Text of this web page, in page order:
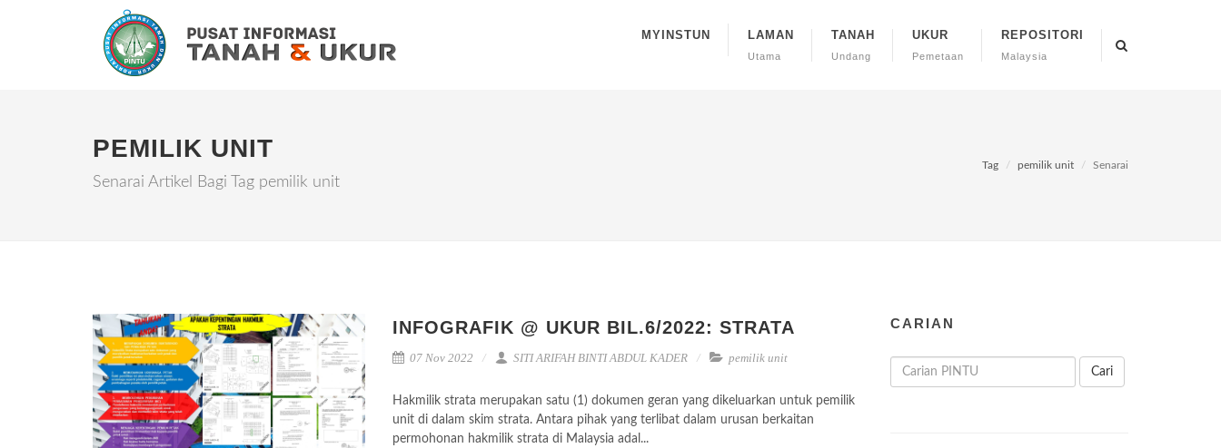
MYINSTUN LAMAN
Utama
TANAH
Undang
UKUR
Pemetaan
REPOSITORI
Malaysia
PEMILIK UNIT
Senarai Artikel Bagi Tag pemilik unit
Tag pemilik unit Senarai
INFOGRAFIK @ UKUR BIL.6/2022: STRATA
07 Nov 2022 SITI ARIFAH BINTI ABDUL KADER pemilik unit
Hakmilik strata merupakan satu (1) dokumen geran yang dikeluarkan untuk pemilik
unit di dalam skim strata. Antara pihak yang terlibat dalam urusan berkaitan
permohonan hakmilik strata di Malaysia adal...
CARIAN
Cari